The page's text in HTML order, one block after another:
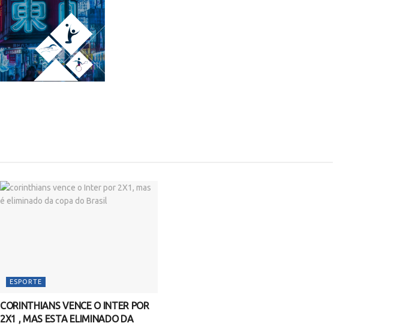
ESPORTE
CORINTHIANS VENCE O INTER POR
2X1 , MAS ESTA ELIMINADO DA